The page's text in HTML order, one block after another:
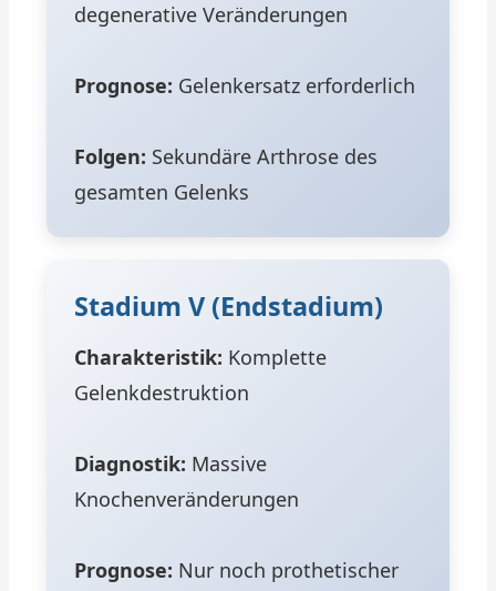
degenerative Veränderungen
Prognose: Gelenkersatz erforderlich
Folgen: Sekundäre Arthrose des
gesamten Gelenks
Stadium V (Endstadium)
Charakteristik: Komplette
Gelenkdestruktion
Diagnostik: Massive
Knochenveränderungen
Prognose: Nur noch prothetischer